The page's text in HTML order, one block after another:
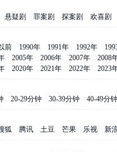
悬疑剧 罪案剧 探案剧 欢喜剧
前 1990年 1991年 1992年
2005年 2006年 2007年 2008
2020年 2021年 2022年 2023
20-29分钟 30-39分钟 40-49分钟
狐 腾讯 土豆 芒果 乐视 新